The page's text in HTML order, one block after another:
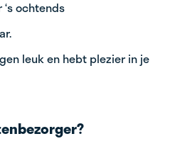
ochtends
leuk en hebt plezier in je